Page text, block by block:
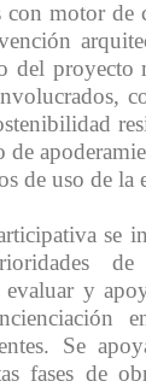
con motor
del proyecto
de
de uso de
se
y
Se
fases de